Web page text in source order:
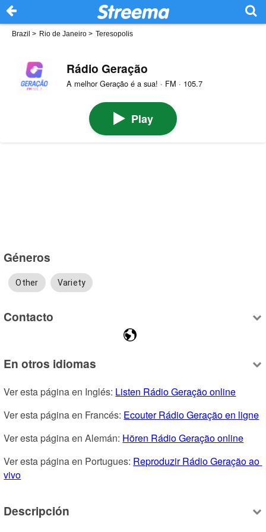
Brazil > Rio de Janeiro > Teresopolis
Rádio Geração
A melhor Geração é a sua! · FM · 105.7
Play
Géneros
Other Variety
Contacto
En otros idiomas
Ver esta página en Inglés: Listen Rádio Geração online
Ver esta página en Francés: Ecouter Rádio Geração en ligne
Ver esta página en Alemán: Hören Rádio Geração online
Ver esta página en Portugues: Reproduzir Rádio Geração ao
vivo
Descripción